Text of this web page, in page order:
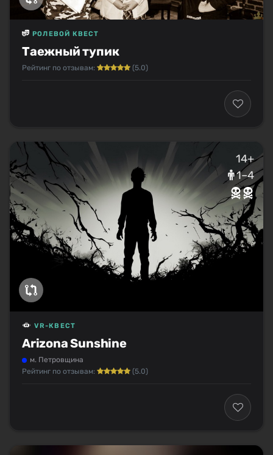
Таежный тупик
РОЛЕВОЙ КВЕСТ
Рейтинг по отзывам: (5.0)
14+
1–4
Arizona Sunshine
VR-КВЕСТ
м. Петровщина
Рейтинг по отзывам:
(5.0)